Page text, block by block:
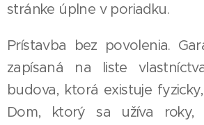
stránke úplne v poriadku.
Prístavba bez povolenia.
zapísaná na liste
budova, ktorá existuje
Dom, ktorý sa užíva